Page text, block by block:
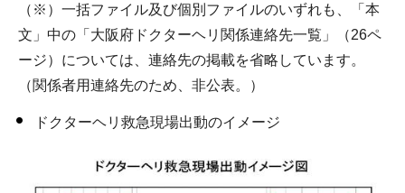
（※）一括ファイル及び個別ファイルのいずれも、「本
文」中の「大阪府ドクターヘリ関係連絡先一覧」（26ペ
ージ）については、連絡先の掲載を省略しています。
（関係者用連絡先のため、非公表。）
ドクターヘリ救急現場出動のイメージ